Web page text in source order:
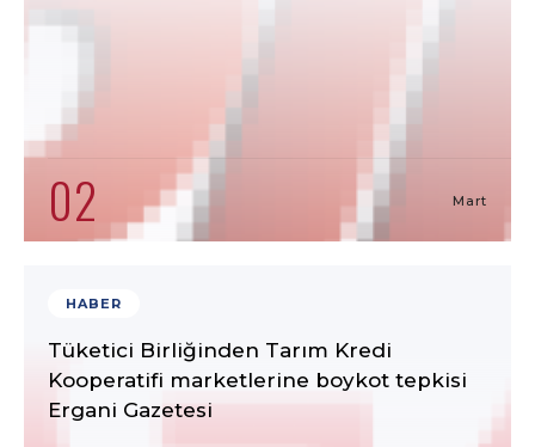
02 Mart
HABER
Tüketici Birliğinden Tarım Kredi
Kooperatifi marketlerine boykot tepkisi
Ergani Gazetesi